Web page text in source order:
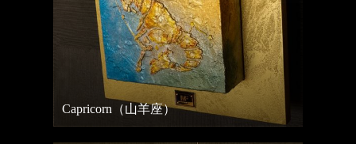
Capricorn（山羊座）